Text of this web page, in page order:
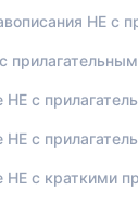
НЕ с
НЕ с
НЕ с
НЕ с краткими